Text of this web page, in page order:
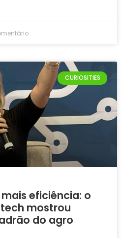
CURIOSITIES
eficiência: o
mostrou
do agro